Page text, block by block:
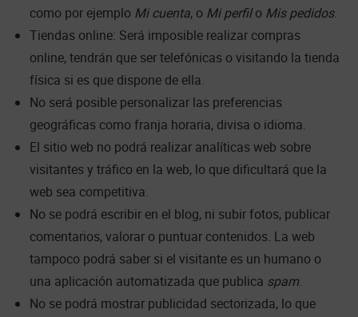
como por ejemplo Mi cuenta, o Mi perfilo Mis pedidos.
Tiendas online: Será imposible realizar compras
online, tendrán que ser telefónicas o visitando la tienda
física si es que dispone de ella.
No será posible personalizar las preferencias
geográficas como franja horaria, divisa o idioma.
El sitio web no podrá realizar analíticas web sobre
visitantes y tráfico en la web, lo que dificultará que la
web sea competitiva.
No se podrá escribir en el blog, ni subir fotos, publicar
comentarios, valorar o puntuar contenidos. La web
tampoco podrá saber si el visitante es un humano o
una aplicación automatizada que publica spam.
No se podrá mostrar publicidad sectorizada, lo que